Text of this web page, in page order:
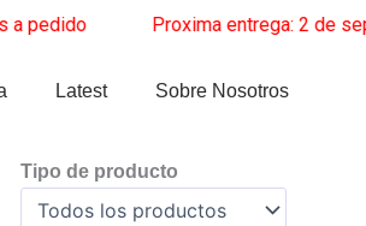
______ Proxima entrega: 2 de
Latest Sobre Nosotros
Tipo de producto